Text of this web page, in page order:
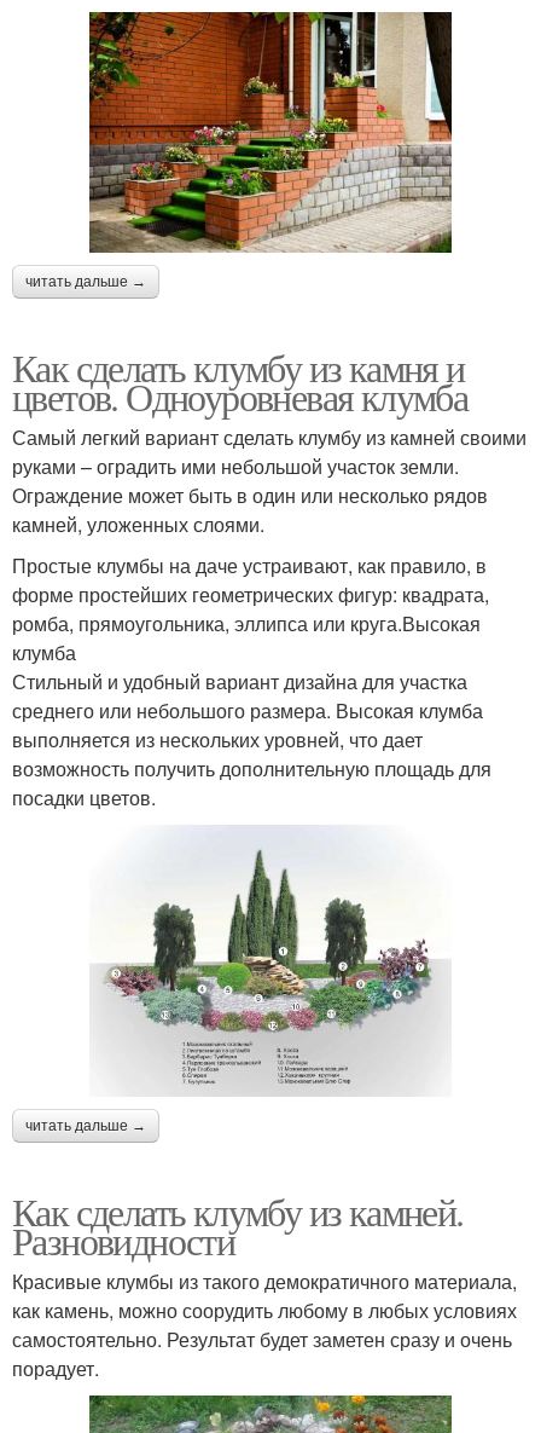
читать дальше →
Как сделать клумбу из камня и
цветов. Одноуровневая клумба
Самый легкий вариант сделать клумбу из камней своими
руками – оградить ими небольшой участок земли.
Ограждение может быть в один или несколько рядов
камней, уложенных слоями.
Простые клумбы на даче устраивают, как правило, в
форме простейших геометрических фигур: квадрата,
ромба, прямоугольника, эллипса или круга.Высокая
клумба
Стильный и удобный вариант дизайна для участка
среднего или небольшого размера. Высокая клумба
выполняется из нескольких уровней, что дает
возможность получить дополнительную площадь для
посадки цветов.
читать дальше →
Как сделать клумбу из камней.
Разновидности
Красивые клумбы из такого демократичного материала,
как камень, можно соорудить любому в любых условиях
самостоятельно. Результат будет заметен сразу и очень
порадует.